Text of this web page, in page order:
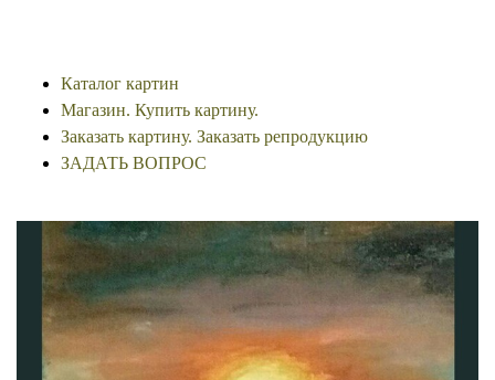
Каталог картин
Магазин. Купить картину.
Заказать картину. Заказать репродукцию
ЗАДАТЬ ВОПРОС